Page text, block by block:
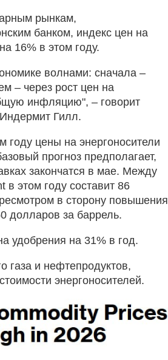
рынкам,
банком, индекс цен на
16% в этом году.
волнами: сначала –
– через рост цен на
инфляцию", – говорит
Гилл.
году цены на энергоносители
прогноз предполагает,
закончатся в мае. Между
этом году составит 86
в сторону повышения
долларов за баррель.
удобрения на 31% в год.
газа и нефтепродуктов,
энергоносителей.